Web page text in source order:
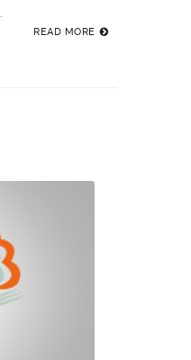
READ MORE